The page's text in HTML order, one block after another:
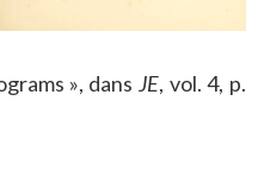
», dans JE, vol. 4, p.